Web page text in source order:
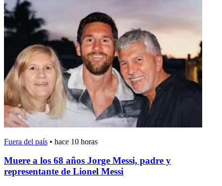
Fuera del país • hace 10 horas
Muere a los 68 años Jorge Messi, padre y
representante de Lionel Messi